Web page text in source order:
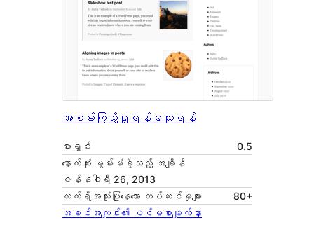
အစမ်းကြည့်ရှုရန် ရယူရန်
ဗားရှင်း
0.5
နောက်ဆုံး မွမ်းမံခဲ့သည့် အချိန်
ဇန်နဝါရီ 26, 2013
လက်ရှိအသုံးပြုနေသော တပ်ဆင်မှုများ
80+
အခင်းအကျင်း၏ ပင်မစာမျက်နှာ